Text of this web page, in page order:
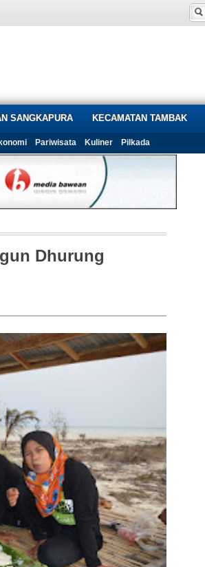
SANGKAPURA KECAMATAN TAMBAK
Pariwisata Kuliner Pilkada
Dhurung